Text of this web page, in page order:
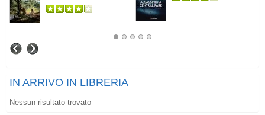
IN ARRIVO IN LIBRERIA
Nessun risultato trovato